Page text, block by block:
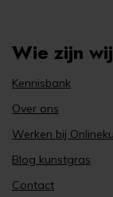
Wie zijn wij
Kennisbank
Over ons
Werken bij
Blog kunstgras
Contact